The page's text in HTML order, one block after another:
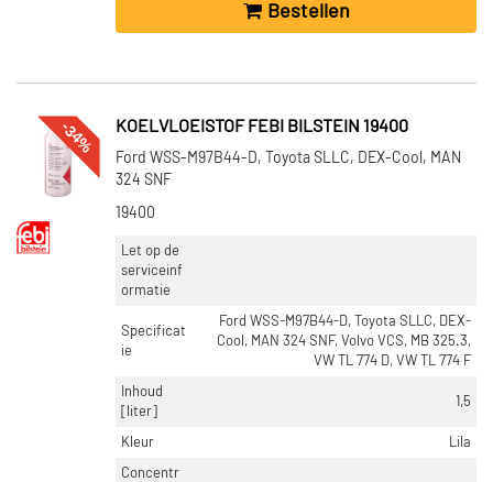
Bestellen
-34% KOELVLOEISTOF FEBI BILSTEIN 19400
Ford WSS-M97B44-D, Toyota SLLC, DEX-Cool, MAN
324 SNF
19400
Let op de
serviceinf
ormatie
Specificat
ie
Ford WSS-M97B44-D, Toyota SLLC, DEX-
Cool, MAN 324 SNF, Volvo VCS, MB 325.3,
VW TL 774 D, VW TL 774 F
Inhoud
[liter]
1,5
Kleur
Lila
Concentr